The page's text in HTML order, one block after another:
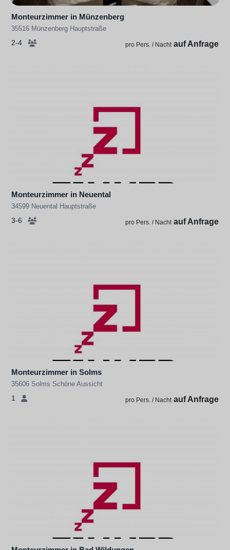
Monteurzimmer in Münzenberg
35516 Münzenberg Hauptstraße
2-4 pro Pers. / Nacht auf Anfrage
Monteurzimmer in Neuental
34599 Neuental Hauptstraße
3-6 pro Pers. / Nacht auf Anfrage
Monteurzimmer in Solms
35606 Solms Schöne Aussicht
1 pro Pers. / Nacht auf Anfrage